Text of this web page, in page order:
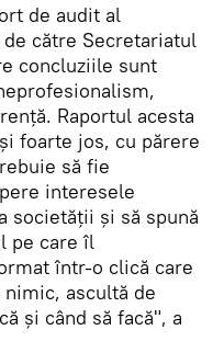
de audit al
către Secretariatul
concluziile sunt
Raportul acesta
foarte jos, cu părere
să fie
interesele
societății și să spună
pe care îl
într-o clică care
ascultă de
și când să facă", a